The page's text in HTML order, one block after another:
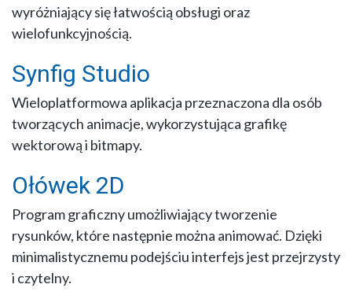
wyróżniający się łatwością obsługi oraz
wielofunkcyjnością.
Synfig Studio
Wieloplatformowa aplikacja przeznaczona dla osób
tworzących animacje, wykorzystująca grafikę
wektorową i bitmapy.
Ołówek 2D
Program graficzny umożliwiający tworzenie
rysunków, które następnie można animować. Dzięki
minimalistycznemu podejściu interfejs jest przejrzysty
i czytelny.